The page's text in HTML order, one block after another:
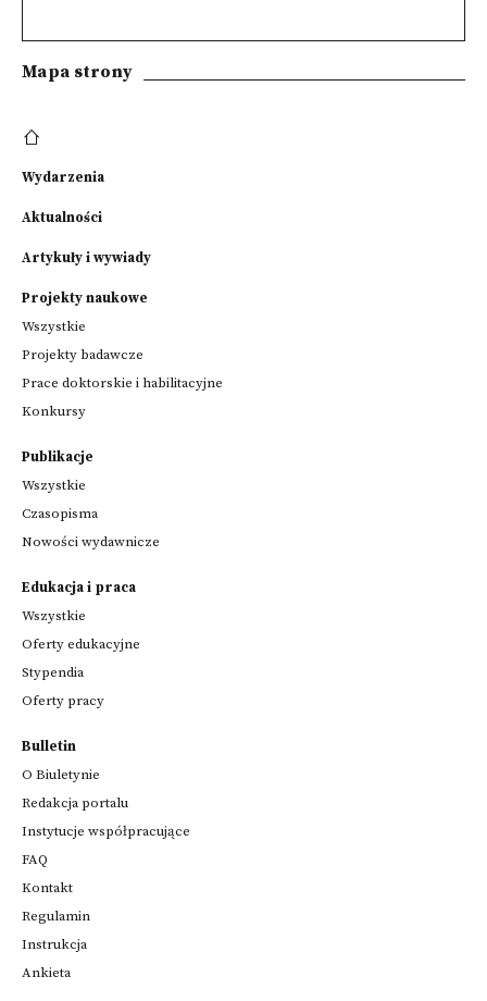
Mapa strony
Wydarzenia
Aktualności
Artykuły i wywiady
Projekty naukowe
Wszystkie
Projekty badawcze
Prace doktorskie i habilitacyjne
Konkursy
Publikacje
Wszystkie
Czasopisma
Nowości wydawnicze
Edukacja i praca
Wszystkie
Oferty edukacyjne
Stypendia
Oferty pracy
Bulletin
O Biuletynie
Redakcja portalu
Instytucje współpracujące
FAQ
Kontakt
Regulamin
Instrukcja
Ankieta